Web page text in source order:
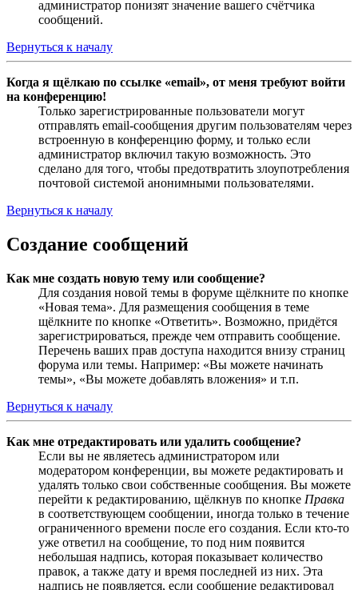
администратор понизят значение вашего счётчика
сообщений.
Вернуться к началу
Когда я щёлкаю по ссылке «email», от меня требуют войти
на конференцию!
Только зарегистрированные пользователи могут
отправлять email-сообщения другим пользователям через
встроенную в конференцию форму, и только если
администратор включил такую возможность. Это
сделано для того, чтобы предотвратить злоупотребления
почтовой системой анонимными пользователями.
Вернуться к началу
Создание сообщений
Как мне создать новую тему или сообщение?
Для создания новой темы в форуме щёлкните по кнопке
«Новая тема». Для размещения сообщения в теме
щёлкните по кнопке «Ответить». Возможно, придётся
зарегистрироваться, прежде чем отправить сообщение.
Перечень ваших прав доступа находится внизу страниц
форума или темы. Например: «Вы можете начинать
темы», «Вы можете добавлять вложения» и т.п.
Вернуться к началу
Как мне отредактировать или удалить сообщение?
Если вы не являетесь администратором или
модератором конференции, вы можете редактировать и
удалять только свои собственные сообщения. Вы можете
перейти к редактированию, щёлкнув по кнопке Правка
в соответствующем сообщении, иногда только в течение
ограниченного времени после его создания. Если кто-то
уже ответил на сообщение, то под ним появится
небольшая надпись, которая показывает количество
правок, а также дату и время последней из них. Эта
надпись не появляется, если сообщение редактировал